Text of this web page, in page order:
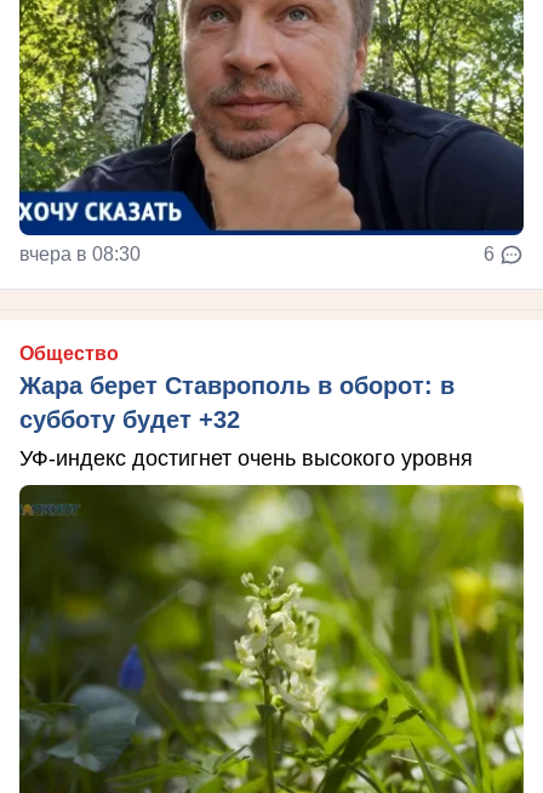
вчера в 08:30 6
Общество
Жара берет Ставрополь в оборот: в
субботу будет +32
УФ-индекс достигнет очень высокого уровня